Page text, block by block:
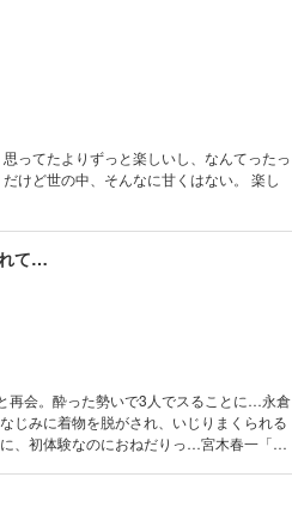
ってたよりずっと楽しいし、なんてったっ
けど世の中、そんなに甘くはない。 楽し
て…
再会。酔った勢いで3人でスることに…永倉
じみに着物を脱がされ、いじりまくられる
、初体験なのにおねだりっ…宮木春一「人